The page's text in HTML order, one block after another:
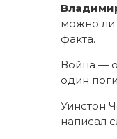
можно ли
факта.
Война —
один
Уинстон
написал